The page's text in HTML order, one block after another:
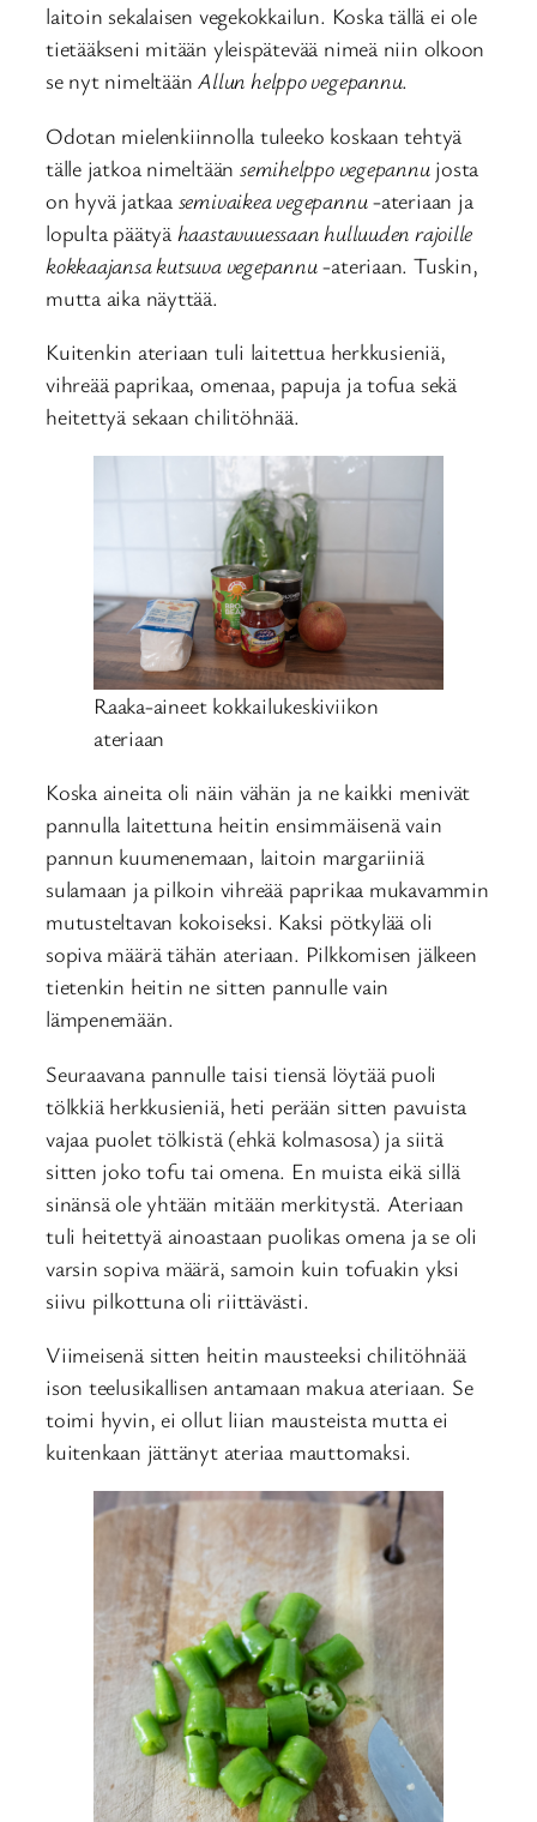
laitoin sekalaisen vegekokkailun. Koska tällä ei ole
tietääkseni mitään yleispätevää nimeä niin olkoon
se nyt nimeltäänAllun helppo vegepannu.
Odotan mielenkiinnolla tuleeko koskaan tehtyä
tälle jatkoa nimeltään semihelppo vegepannujosta
on hyvä jatkaa semivaikea vegepannu-ateriaan ja
lopulta päätyä haastavuuessaan hulluuden rajoille
kokkaajansa kutsuva vegepannu-ateriaan. Tuskin,
mutta aika näyttää.
Kuitenkin ateriaan tuli laitettua herkkusieniä,
vihreää paprikaa, omenaa, papuja ja tofua sekä
heitettyä sekaan chilitöhnää.
Raaka-aineet kokkailukeskiviikon
ateriaan
Koska aineita oli näin vähän ja ne kaikki menivät
pannulla laitettuna heitin ensimmäisenä vain
pannun kuumenemaan, laitoin margariiniä
sulamaan ja pilkoin vihreää paprikaa mukavammin
mutusteltavan kokoiseksi. Kaksi pötkylää oli
sopiva määrä tähän ateriaan. Pilkkomisen jälkeen
tietenkin heitin ne sitten pannulle vain
lämpenemään.
Seuraavana pannulle taisi tiensä löytää puoli
tölkkiä herkkusieniä, heti perään sitten pavuista
vajaa puolet tölkistä (ehkä kolmasosa) ja siitä
sitten joko tofu tai omena. En muista eikä sillä
sinänsä ole yhtään mitään merkitystä. Ateriaan
tuli heitettyä ainoastaan puolikas omena ja se oli
varsin sopiva määrä, samoin kuin tofuakin yksi
siivu pilkottuna oli riittävästi.
Viimeisenä sitten heitin mausteeksi chilitöhnää
ison teelusikallisen antamaan makua ateriaan. Se
toimi hyvin, ei ollut liian mausteista mutta ei
kuitenkaan jättänyt ateriaa mauttomaksi.